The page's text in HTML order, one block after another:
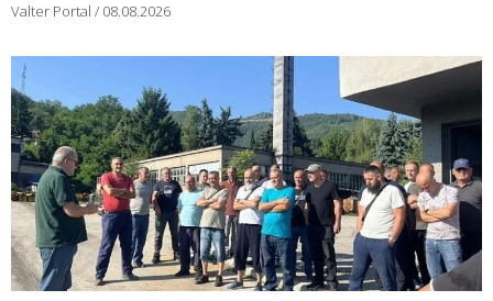
Valter Portal 08.08.2026